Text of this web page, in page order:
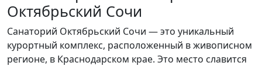
Октябрьский Сочи
Санаторий Октябрьский Сочи — это уникальный
курортный комплекс, расположенный в живописном
регионе, в Краснодарском крае. Это место славится